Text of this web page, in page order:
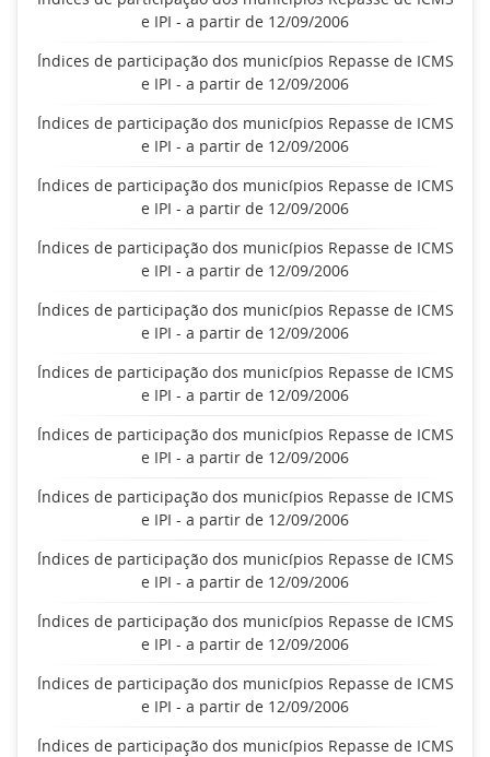
e IPI - a partir de 12/09/2006
Índices de participação dos municípios Repasse de ICMS
e IPI - a partir de 12/09/2006
Índices de participação dos municípios Repasse de ICMS
e IPI - a partir de 12/09/2006
Índices de participação dos municípios Repasse de ICMS
e IPI - a partir de 12/09/2006
Índices de participação dos municípios Repasse de ICMS
e IPI - a partir de 12/09/2006
Índices de participação dos municípios Repasse de ICMS
e IPI - a partir de 12/09/2006
Índices de participação dos municípios Repasse de ICMS
e IPI - a partir de 12/09/2006
Índices de participação dos municípios Repasse de ICMS
e IPI - a partir de 12/09/2006
Índices de participação dos municípios Repasse de ICMS
e IPI - a partir de 12/09/2006
Índices de participação dos municípios Repasse de ICMS
e IPI - a partir de 12/09/2006
Índices de participação dos municípios Repasse de ICMS
e IPI - a partir de 12/09/2006
Índices de participação dos municípios Repasse de ICMS
e IPI - a partir de 12/09/2006
Índices de participação dos municípios Repasse de ICMS